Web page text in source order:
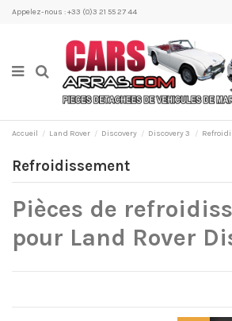
Appelez-nous : +33 (0)3 21 55 27 44
Accueil Land Rover Discovery Discovery 3
Refroidissement
Pièces de
pour Land Rover